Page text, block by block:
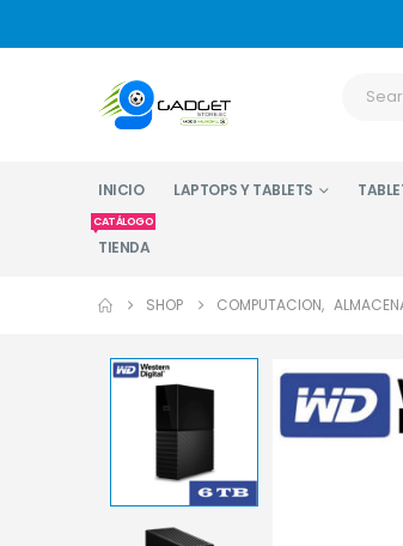
INICIO LAPTOPS Y TABLETS
TIENDA
CATÁLOGO
SHOP COMPUTACION,